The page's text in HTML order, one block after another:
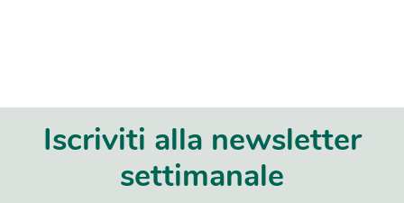
Iscriviti alla newsletter
settimanale